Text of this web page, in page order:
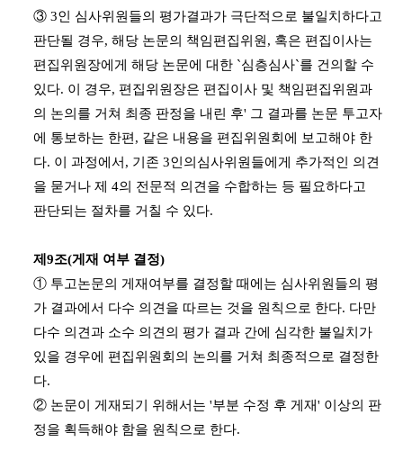
③ 3인 심사위원들의 평가결과가 극단적으로 불일치하다고
판단될 경우, 해당 논문의 책임편집위원, 혹은 편집이사는
편집위원장에게 해당 논문에 대한 `심층심사`를 건의할 수
있다. 이 경우, 편집위원장은 편집이사 및 책임편집위원과
의 논의를 거쳐 최종 판정을 내린 후' 그 결과를 논문 투고자
에 통보하는 한편, 같은 내용을 편집위원회에 보고해야 한
다. 이 과정에서, 기존 3인의심사위원들에게 추가적인 의견
을 묻거나 제 4의 전문적 의견을 수합하는 등 필요하다고
판단되는 절차를 거칠 수 있다.
제9조(게재 여부 결정)
① 투고논문의 게재여부를 결정할 때에는 심사위원들의 평
가 결과에서 다수 의견을 따르는 것을 원칙으로 한다. 다만
다수 의견과 소수 의견의 평가 결과 간에 심각한 불일치가
있을 경우에 편집위원회의 논의를 거쳐 최종적으로 결정한
다.
② 논문이 게재되기 위해서는 '부분 수정 후 게재' 이상의 판
정을 획득해야 함을 원칙으로 한다.